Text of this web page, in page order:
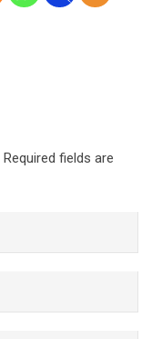
Required fields are